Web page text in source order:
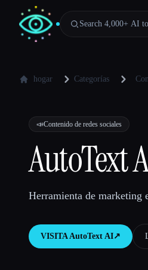
Search 4,000+ AI
hogar Categorías
📣Contenido de redes sociales
AutoText
Herramienta de marketing
VISITAAutoText AI↗︎